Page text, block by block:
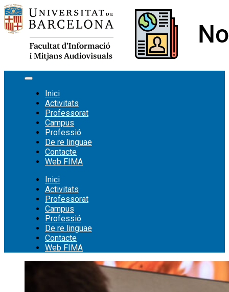
Vés
al
contingut
Inici
Activitats
Professorat
Campus
Professió
De re linguae
Contacte
Web FIMA
Inici
Activitats
Professorat
Campus
Professió
De re linguae
Contacte
Web FIMA
Cerca: